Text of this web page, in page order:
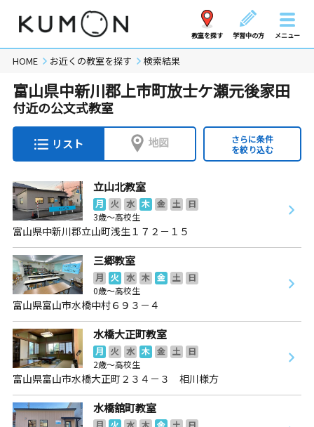
教室を探す 学習中の方 メニュー
HOME お近くの教室を探す 検索結果
富山県中新川郡上市町放士ケ瀬元後家田
付近の公文式教室
リスト 地図
さらに条件
を絞り込む
立山北教室
月 火 水 木 金 土
日
3歳～高校生
富山県中新川郡立山町浅生１７２－１５
三郷教室
月 火 水 木 金 土
日
0歳～高校生
富山県富山市水橋中村６９３－４
水橋大正町教室
月 火 水 木 金 土
日
2歳～高校生
富山県富山市水橋大正町２３４－３ 相川様方
水橋舘町教室
月 火 水 木 金 土
日